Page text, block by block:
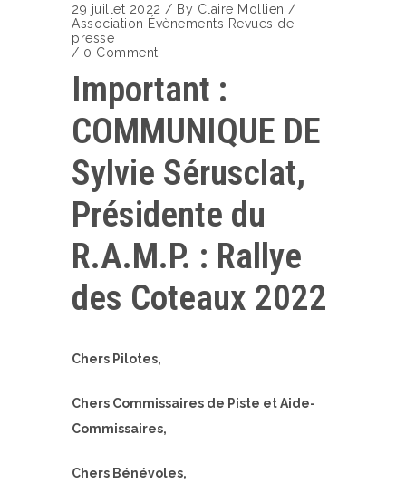
29 juillet 2022 / By Claire Mollien /
Association Évènements Revues de
presse
/ 0 Comment
Important :
COMMUNIQUE DE
Sylvie Sérusclat,
Présidente du
R.A.M.P. : Rallye
des Coteaux 2022
Chers Pilotes,
Chers Commissaires de Piste et Aide-
Commissaires,
Chers Bénévoles,